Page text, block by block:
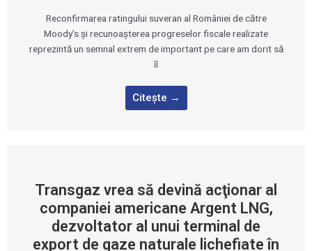
Reconfirmarea ratingului suveran al României de către
Moody’s şi recunoaşterea progreselor fiscale realizate
reprezintă un semnal extrem de important pe care am dorit să
îl
Citește →
Transgaz vrea să devină acţionar al
companiei americane Argent LNG,
dezvoltator al unui terminal de
export de gaze naturale lichefiate în